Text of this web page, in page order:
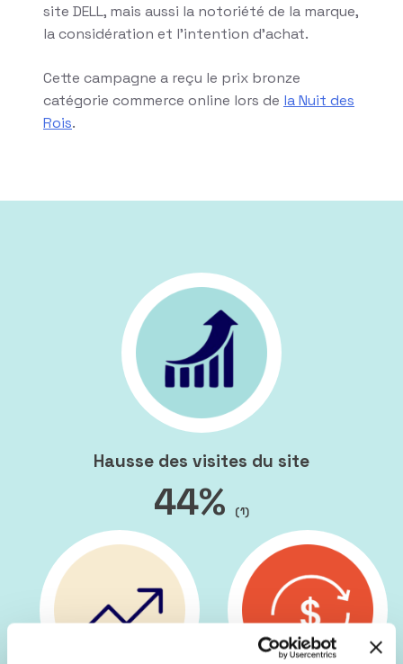
site DELL, mais aussi la notoriété de la marque,
la considération et l’intention d’achat.
Cette campagne a reçu le prix bronze
catégorie commerce online lors de la Nuit des
Rois.
Hausse des visites du site
44% (1)